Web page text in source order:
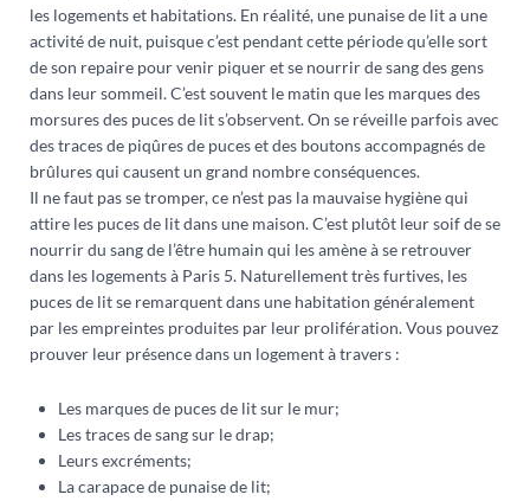
les logements et habitations. En réalité, une punaise de lit a une
activité de nuit, puisque c’est pendant cette période qu’elle sort
de son repaire pour venir piquer et se nourrir de sang des gens
dans leur sommeil. C’est souvent le matin que les marques des
morsures des puces de lit s’observent. On se réveille parfois avec
des traces de piqûres de puces et des boutons accompagnés de
brûlures qui causent un grand nombre conséquences.
Il ne faut pas se tromper, ce n’est pas la mauvaise hygiène qui
attire les puces de lit dans une maison. C’est plutôt leur soif de se
nourrir du sang de l’être humain qui les amène à se retrouver
dans les logements à Paris 5. Naturellement très furtives, les
puces de lit se remarquent dans une habitation généralement
par les empreintes produites par leur prolifération. Vous pouvez
prouver leur présence dans un logement à travers :
Les marques de puces de lit sur le mur;
Les traces de sang sur le drap;
Leurs excréments;
La carapace de punaise de lit;